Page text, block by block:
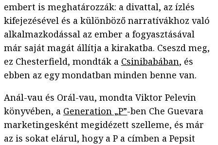
embert is meghatározzák: a divattal, az ízlés
kifejezésével és a különböző narratívákhoz való
alkalmazkodással az ember a fogyasztásával
már saját magát állítja a kirakatba. Cseszd meg,
ez Chesterfield, mondták a Csinibabában, és
ebben az egy mondatban minden benne van.
Anál-vau és Orál-vau, mondta Viktor Pelevin
könyvében, a Generation „P”-ben Che Guevara
marketingesként megidézett szelleme, és már
az is sokat elárul, hogy a P a címben a Pepsit